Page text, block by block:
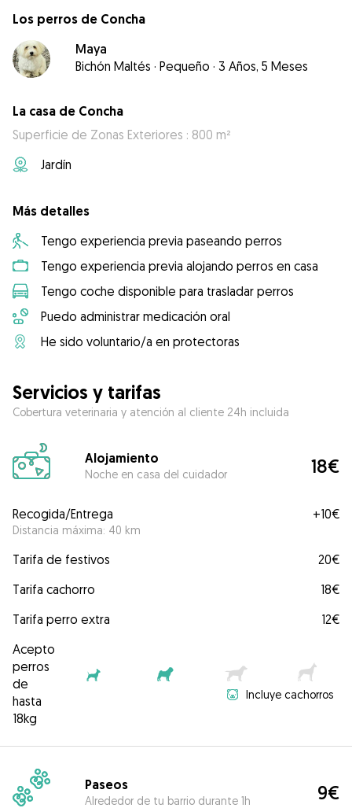
Los perros de Concha
Maya
Bichón Maltés · Pequeño · 3 Años, 5 Meses
La casa de Concha
Superficie de Zonas Exteriores : 800 m²
Jardín
Más detalles
Tengo experiencia previa paseando perros
Tengo experiencia previa alojando perros en casa
Tengo coche disponible para trasladar perros
Puedo administrar medicación oral
He sido voluntario/a en protectoras
Servicios y tarifas
Cobertura veterinaria y atención al cliente 24h incluida
Alojamiento
Noche en casa del cuidador 18€
Recogida/Entrega
Distancia máxima: 40 km
+10€
Tarifa de festivos
20€
Tarifa cachorro
18€
Tarifa perro extra
12€
Acepto
perros
de
hasta
18kg
Incluye cachorros
Paseos
Alrededor de tu barrio durante 1h 9€